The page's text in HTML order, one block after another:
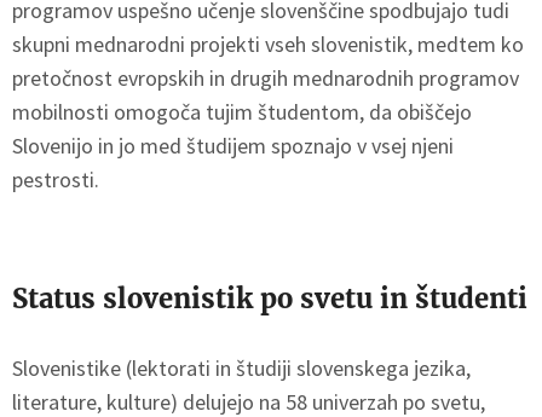
programov uspešno učenje slovenščine spodbujajo tudi
skupni mednarodni projekti vseh slovenistik, medtem ko
pretočnost evropskih in drugih mednarodnih programov
mobilnosti omogoča tujim študentom, da obiščejo
Slovenijo in jo med študijem spoznajo v vsej njeni
pestrosti.
Status slovenistik po svetu in študenti
Slovenistike (lektorati in študiji slovenskega jezika,
literature, kulture) delujejo na 58 univerzah po svetu,